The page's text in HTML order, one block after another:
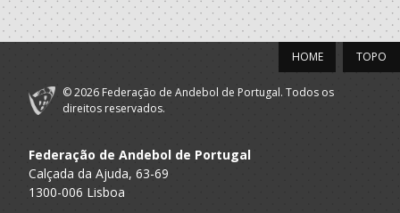
TOPO
HOME
© 2026 Federação de Andebol de Portugal. Todos os
direitos reservados.
Federação de Andebol de Portugal
Calçada da Ajuda, 63-69
1300-006 Lisboa